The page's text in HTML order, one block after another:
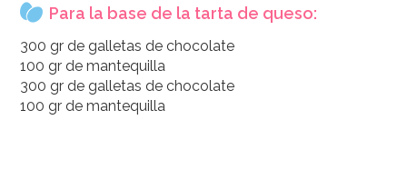
Para la base de la tarta de queso:
300 gr de galletas de chocolate
100 gr de mantequilla
300 gr de galletas de chocolate
100 gr de mantequilla